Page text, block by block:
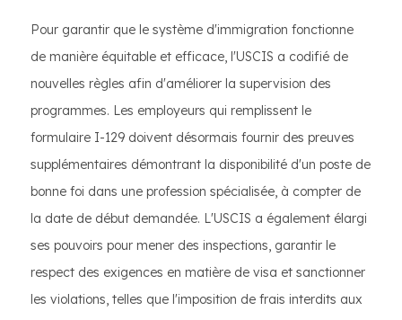
Pour garantir que le système d'immigration fonctionne
de manière équitable et efficace, l'USCIS a codifié de
nouvelles règles afin d'améliorer la supervision des
programmes. Les employeurs qui remplissent le
formulaire I-129 doivent désormais fournir des preuves
supplémentaires démontrant la disponibilité d'un poste de
bonne foi dans une profession spécialisée, à compter de
la date de début demandée. L'USCIS a également élargi
ses pouvoirs pour mener des inspections, garantir le
respect des exigences en matière de visa et sanctionner
les violations, telles que l'imposition de frais interdits aux